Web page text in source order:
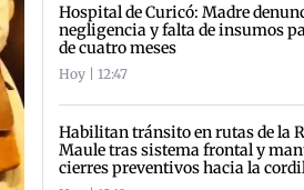
Hospital de Curicó: Madre
negligencia y falta de insumos
de cuatro meses
Hoy | 12:47
Habilitan tránsito en rutas de la
Maule tras sistema frontal y
cierres preventivos hacia la